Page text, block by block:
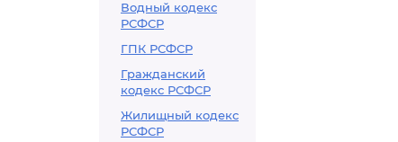
Водный кодекс
РСФСР
ГПК РСФСР
Гражданский
кодекс РСФСР
Жилищный кодекс
РСФСР